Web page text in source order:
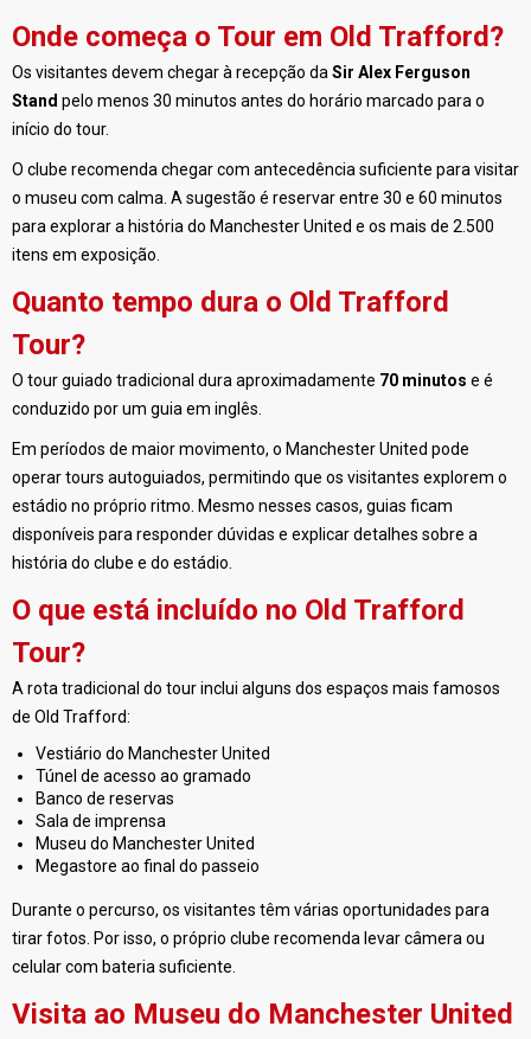
Onde começa o Tour em Old Trafford?
Os visitantes devem chegar à recepção da Sir Alex Ferguson
Stand pelo menos 30 minutos antes do horário marcado para o
início do tour.
O clube recomenda chegar com antecedência suficiente para visitar
o museu com calma. A sugestão é reservar entre 30 e 60 minutos
para explorar a história do Manchester United e os mais de 2.500
itens em exposição.
Quanto tempo dura o Old Trafford
Tour?
O tour guiado tradicional dura aproximadamente 70 minutos e é
conduzido por um guia em inglês.
Em períodos de maior movimento, o Manchester United pode
operar tours autoguiados, permitindo que os visitantes explorem o
estádio no próprio ritmo. Mesmo nesses casos, guias ficam
disponíveis para responder dúvidas e explicar detalhes sobre a
história do clube e do estádio.
O que está incluído no Old Trafford
Tour?
A rota tradicional do tour inclui alguns dos espaços mais famosos
de Old Trafford:
Vestiário do Manchester United
Túnel de acesso ao gramado
Banco de reservas
Sala de imprensa
Museu do Manchester United
Megastore ao final do passeio
Durante o percurso, os visitantes têm várias oportunidades para
tirar fotos. Por isso, o próprio clube recomenda levar câmera ou
celular com bateria suficiente.
Visita ao Museu do Manchester United